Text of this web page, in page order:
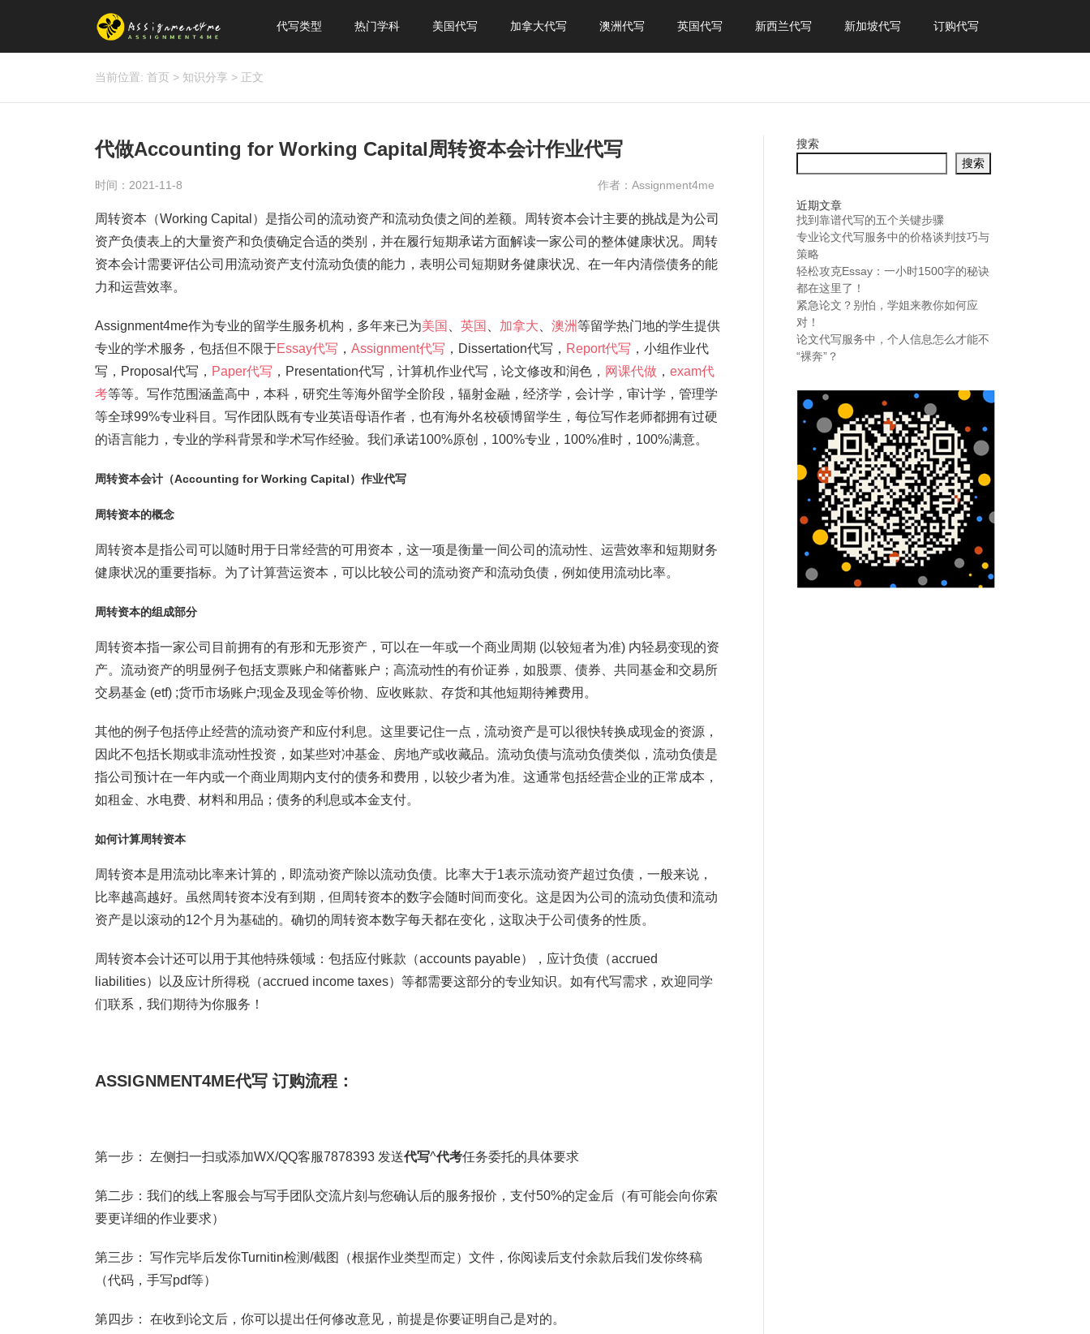
代写类型 热门学科 美国代写 加拿大代写 澳洲代写 英国代写 新西兰代写 新加坡代写 订购代写
当前位置: 首页 > 知识分享 > 正文
代做Accounting for Working Capital周转资本会计作业代写
时间：2021-11-8 作者：Assignment4me
周转资本（Working Capital）是指公司的流动资产和流动负债之间的差额。周转资本会计主要的挑战是为公司
资产负债表上的大量资产和负债确定合适的类别，并在履行短期承诺方面解读一家公司的整体健康状况。周转
资本会计需要评估公司用流动资产支付流动负债的能力，表明公司短期财务健康状况、在一年内清偿债务的能
力和运营效率。
Assignment4me作为专业的留学生服务机构，多年来已为美国 英国 加拿大 澳洲等留学热门地的学生提供
专业的学术服务，包括但不限于Essay代写 ， Assignment代写 ，Dissertation代写， Report代写 ，小组作业代
写，Proposal代写， Paper代写 ，Presentation代写，计算机作业代写，论文修改和润色， 网课代做 ， exam代
考等等。写作范围涵盖高中，本科，研究生等海外留学全阶段，辐射金融，经济学，会计学，审计学，管理学
等全球99%专业科目。写作团队既有专业英语母语作者，也有海外名校硕博留学生，每位写作老师都拥有过硬
的语言能力，专业的学科背景和学术写作经验。我们承诺100%原创，100%专业，100%准时，100%满意。
周转资本会计（Accounting for Working Capital）作业代写
周转资本的概念
周转资本是指公司可以随时用于日常经营的可用资本，这一项是衡量一间公司的流动性、运营效率和短期财务
健康状况的重要指标。为了计算营运资本，可以比较公司的流动资产和流动负债，例如使用流动比率。
周转资本的组成部分
周转资本指一家公司目前拥有的有形和无形资产，可以在一年或一个商业周期 (以较短者为准) 内轻易变现的资
产。流动资产的明显例子包括支票账户和储蓄账户；高流动性的有价证券，如股票、债券、共同基金和交易所
交易基金 (etf) ;货币市场账户;现金及现金等价物、应收账款、存货和其他短期待摊费用。
其他的例子包括停止经营的流动资产和应付利息。这里要记住一点，流动资产是可以很快转换成现金的资源，
因此不包括长期或非流动性投资，如某些对冲基金、房地产或收藏品。流动负债与流动负债类似，流动负债是
指公司预计在一年内或一个商业周期内支付的债务和费用，以较少者为准。这通常包括经营企业的正常成本，
如租金、水电费、材料和用品；债务的利息或本金支付。
如何计算周转资本
周转资本是用流动比率来计算的，即流动资产除以流动负债。比率大于1表示流动资产超过负债，一般来说，
比率越高越好。虽然周转资本没有到期，但周转资本的数字会随时间而变化。这是因为公司的流动负债和流动
资产是以滚动的12个月为基础的。确切的周转资本数字每天都在变化，这取决于公司债务的性质。
周转资本会计还可以用于其他特殊领域：包括应付账款（accounts payable），应计负债（accrued
liabilities）以及应计所得税（accrued income taxes）等都需要这部分的专业知识。如有代写需求，欢迎同学
们联系，我们期待为你服务！
ASSIGNMENT4ME代写 订购流程：
第一步： 左侧扫一扫或添加WX/QQ客服7878393 发送代写^代考任务委托的具体要求
第二步：我们的线上客服会与写手团队交流片刻与您确认后的服务报价，支付50%的定金后（有可能会向你索
要更详细的作业要求）
第三步： 写作完毕后发你Turnitin检测/截图（根据作业类型而定）文件，你阅读后支付余款后我们发你终稿
（代码，手写pdf等）
第四步： 在收到论文后，你可以提出任何修改意见，前提是你要证明自己是对的。
搜索
搜索
近期文章
找到靠谱代写的五个关键步骤
专业论文代写服务中的价格谈判技巧与
策略
轻松攻克Essay：一小时1500字的秘诀
都在这里了！
紧急论文？别怕，学姐来教你如何应
对！
论文代写服务中，个人信息怎么才能不
“裸奔”？